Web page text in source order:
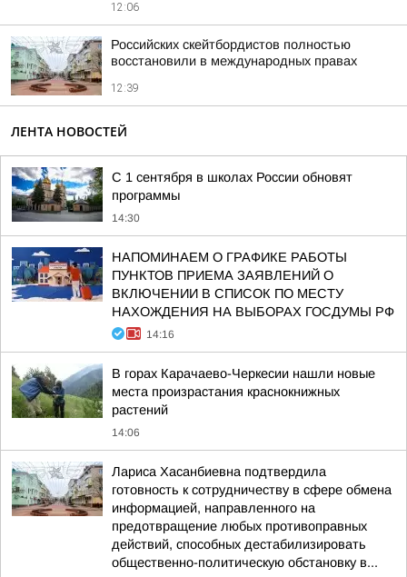
12:06
Российских скейтбордистов полностью
восстановили в международных правах
12:39
ЛЕНТА НОВОСТЕЙ
С 1 сентября в школах России обновят
программы
14:30
НАПОМИНАЕМ О ГРАФИКЕ РАБОТЫ
ПУНКТОВ ПРИЕМА ЗАЯВЛЕНИЙ О
ВКЛЮЧЕНИИ В СПИСОК ПО МЕСТУ
НАХОЖДЕНИЯ НА ВЫБОРАХ ГОСДУМЫ РФ
14:16
В горах Карачаево-Черкесии нашли новые
места произрастания краснокнижных
растений
14:06
Лариса Хасанбиевна подтвердила
готовность к сотрудничеству в сфере обмена
информацией, направленного на
предотвращение любых противоправных
действий, способных дестабилизировать
общественно-политическую обстановку в...